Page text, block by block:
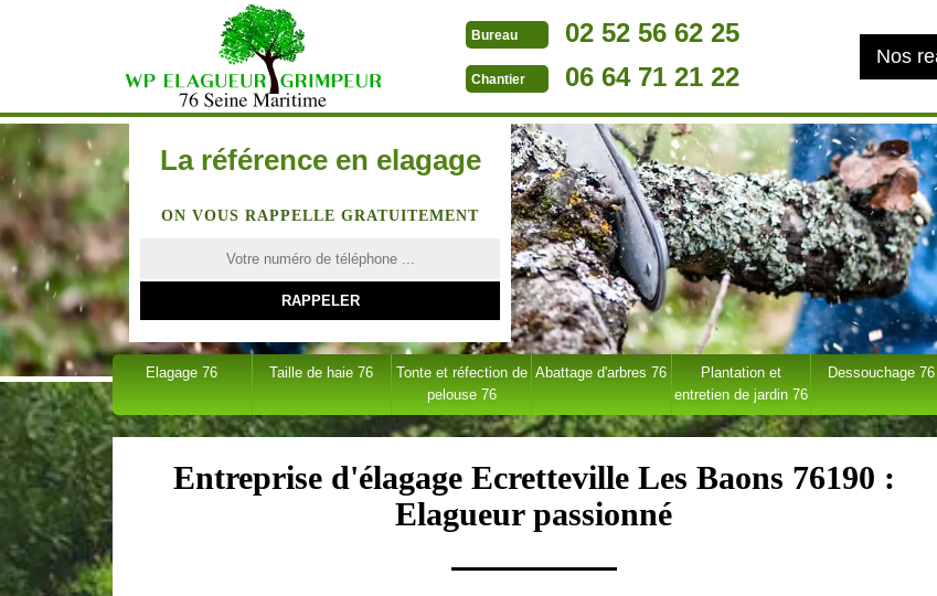
Bureau 02 52 56 62 25
Chantier 06 64 71 21 22
Nos
La référence en elagage
ON VOUS RAPPELLE GRATUITEMENT
Elagage 76 Taille de haie 76
Tonte et réfection de
pelouse 76
Abattage d'arbres 76
Plantation et
entretien de jardin 76
Dessouchage 76
Entreprise d'élagage Ecretteville Les Baons 76190 :
Elagueur passionné